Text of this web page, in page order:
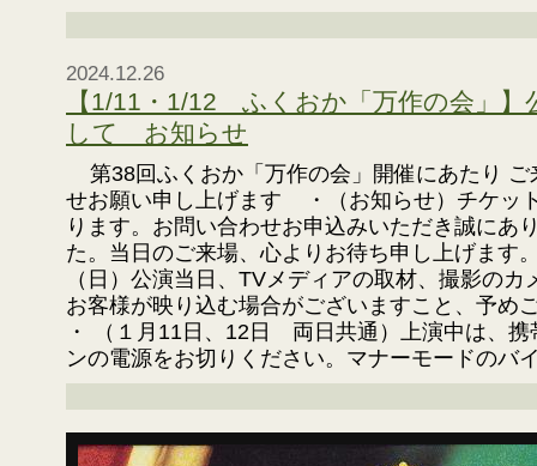
2024.12.26
【1/11・1/12 ふくおか「万作の会」】
して お知らせ
第38回ふくおか「万作の会」開催にあたり ご
せお願い申し上げます ・（お知らせ）チケッ
ります。お問い合わせお申込みいただき誠にあ
た。当日のご来場、心よりお待ち申し上げます
（日）公演当日、TVメディアの取材、撮影の
お客様が映り込む場合がございますこと、予め
・ （１月11日、12日 両日共通）上演中は、携
ンの電源をお切りください。マナーモードのバ